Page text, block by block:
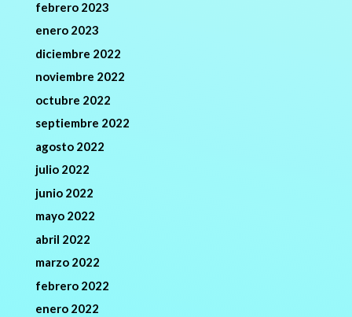
febrero 2023
enero 2023
diciembre 2022
noviembre 2022
octubre 2022
septiembre 2022
agosto 2022
julio 2022
junio 2022
mayo 2022
abril 2022
marzo 2022
febrero 2022
enero 2022